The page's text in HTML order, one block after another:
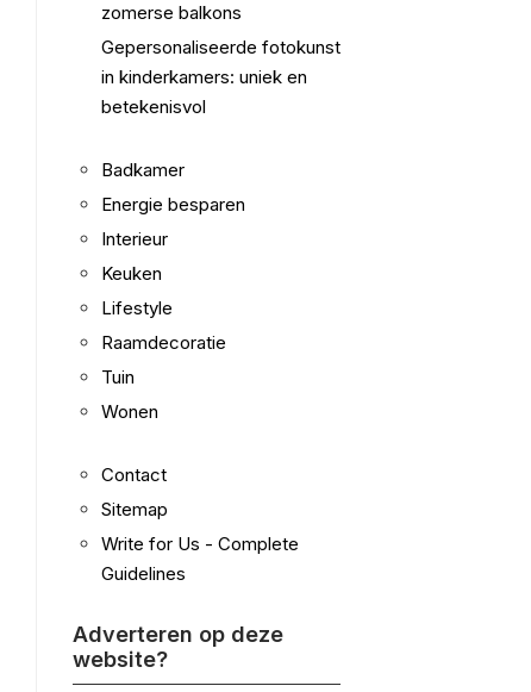
zomerse balkons
Gepersonaliseerde fotokunst
in kinderkamers: uniek en
betekenisvol
Badkamer
Energie besparen
Interieur
Keuken
Lifestyle
Raamdecoratie
Tuin
Wonen
Contact
Sitemap
Write for Us - Complete
Guidelines
Adverteren op deze
website?